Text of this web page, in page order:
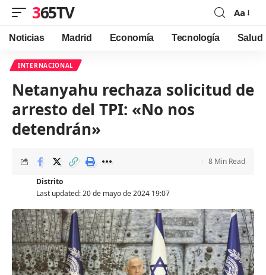
365TV
Font
Resizer
Aa
Noticias Madrid Economía Tecnología Salud
INTERNACIONAL
Netanyahu rechaza solicitud de
arresto del TPI: «No nos
detendrán»
Last updated: 20 de mayo de 2024 19:07
Distrito
8 Min Read